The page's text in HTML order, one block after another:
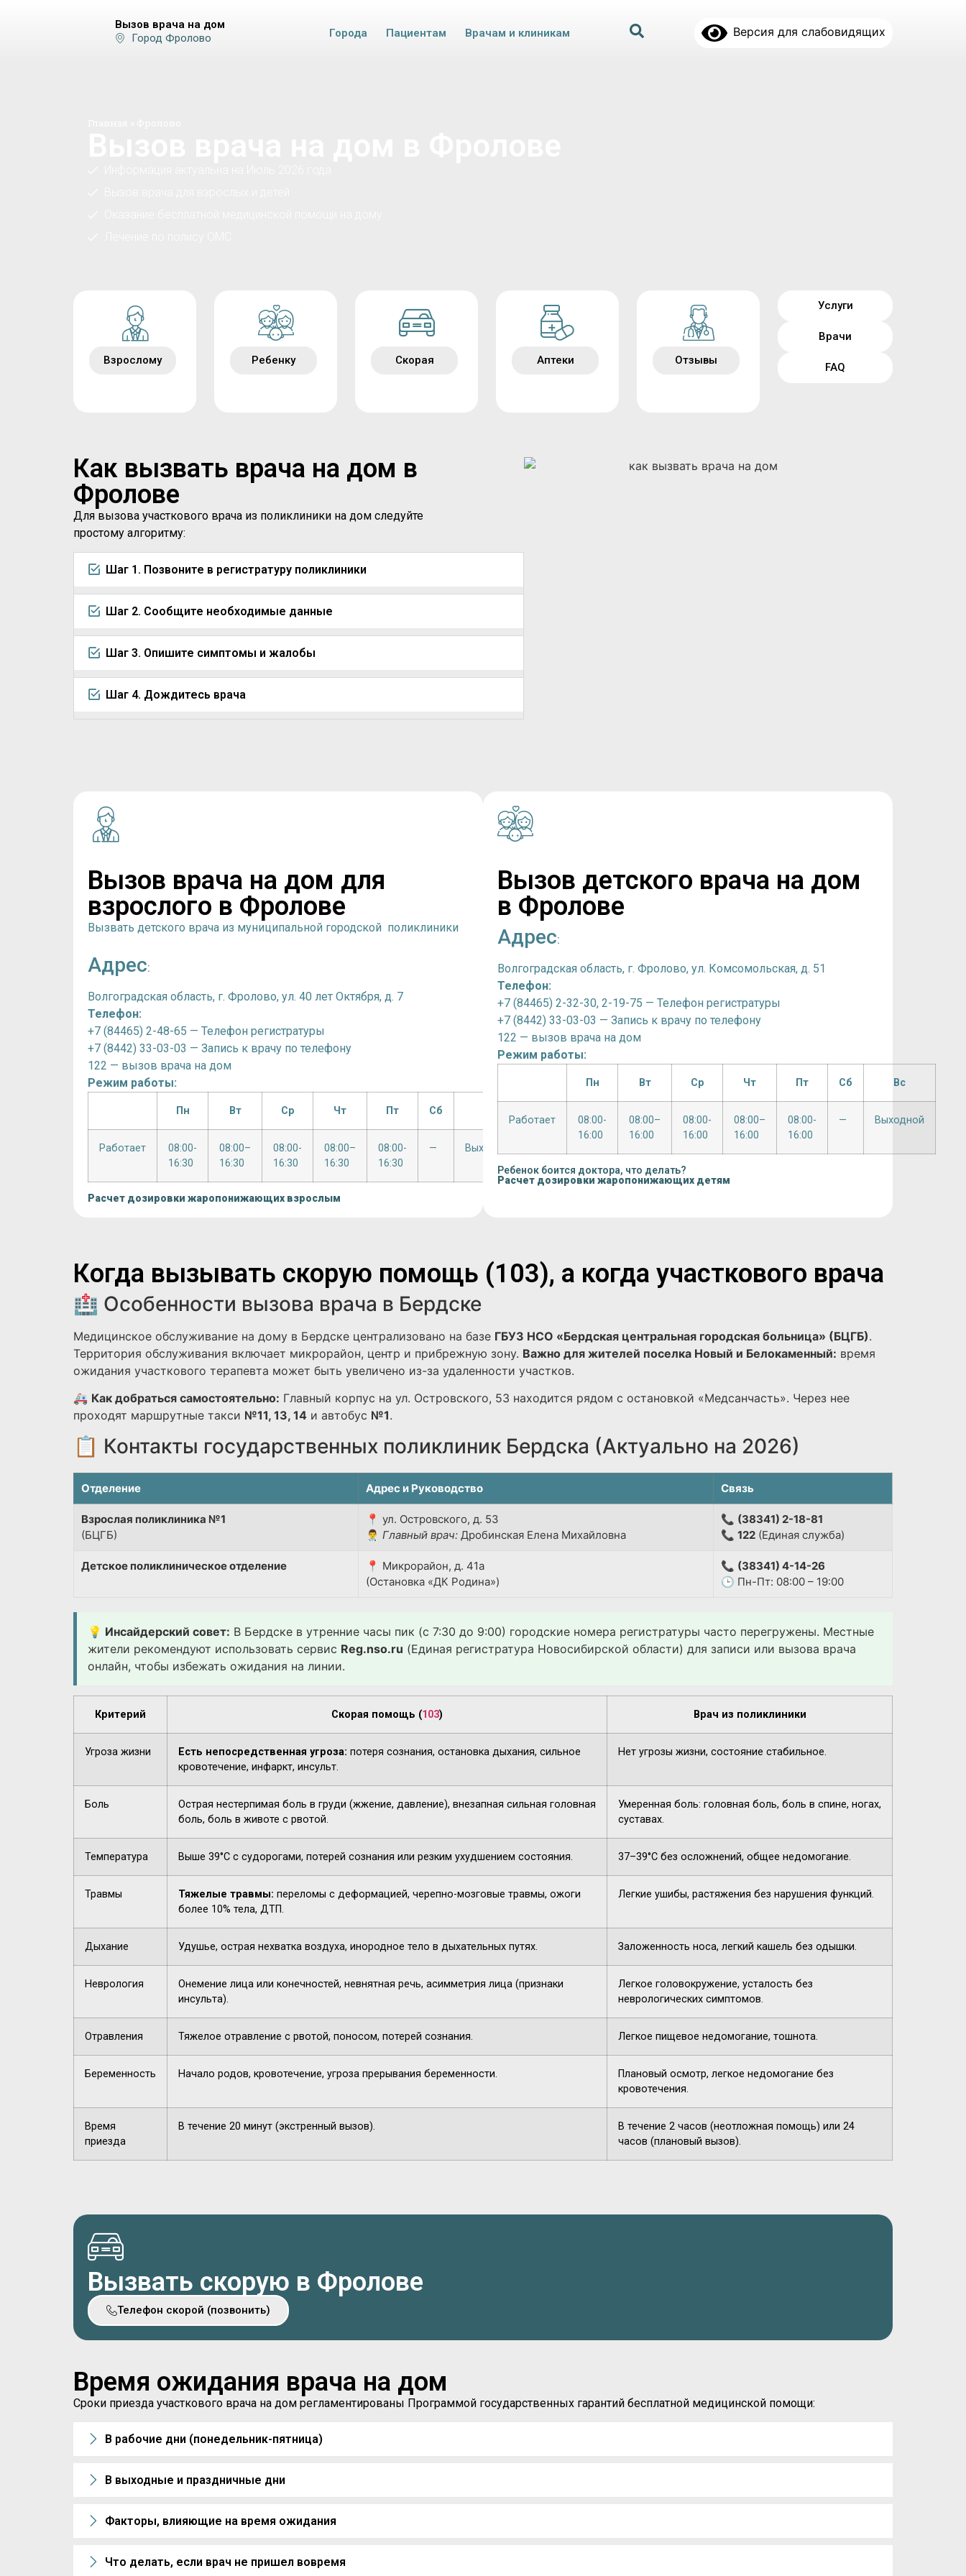
Вызов врача на дом
Город Фролово
Города Пациентам Врачам и клиникам Версия для слабовидящих
Взрослому Ребенку Скорая Аптеки Отзывы
Услуги
Врачи
FAQ
Как вызвать врача на дом в
Фролове
Для вызова участкового врача из поликлиники на дом следуйте
простому алгоритму:
Шаг 1. Позвоните в регистратуру поликлиники
Шаг 2. Сообщите необходимые данные
Шаг 3. Опишите симптомы и жалобы
Шаг 4. Дождитесь врача
Вызов врача на дом для
взрослого в Фролове
Вызвать детского врача из муниципальной городской поликлиники
Адрес:
Волгоградская область, г. Фролово, ул. 40 лет Октября, д. 7
Телефон:
+7 (84465) 2-48-65 — Телефон регистратуры
+7 (8442) 33-03-03 — Запись к врачу по телефону
122 — вызов врача на дом
Режим работы:
Пн Вт Ср Чт Пт Сб
Работает
08:00-
16:30
08:00–
16:30
08:00-
16:30
08:00–
16:30
08:00-
16:30
— Выходной
Расчет дозировки жаропонижающих взрослым
Вызов детского врача на дом
в Фролове
Адрес:
Волгоградская область, г. Фролово, ул. Комсомольская, д. 51
Телефон:
+7 (84465) 2-32-30, 2-19-75 — Телефон регистратуры
+7 (8442) 33-03-03 — Запись к врачу по телефону
122 — вызов врача на дом
Режим работы:
Пн Вт Ср Чт Пт Сб Вс
Работает
08:00-
16:00
08:00–
16:00
08:00-
16:00
08:00–
16:00
08:00-
16:00
— Выходной
Ребенок боится доктора, что делать?
Расчет дозировки жаропонижающих детям
Когда вызывать скорую помощь (103), а когда участкового врача
🏥 Особенности вызова врача в Бердске
Медицинское обслуживание на дому в Бердске централизовано на базе ГБУЗ НСО «Бердская центральная городская больница» (БЦГБ).
Территория обслуживания включает микрорайон, центр и прибрежную зону. Важно для жителей поселка Новый и Белокаменный: время
ожидания участкового терапевта может быть увеличено из-за удаленности участков.
🚑 Как добраться самостоятельно: Главный корпус на ул. Островского, 53 находится рядом с остановкой «Медсанчасть». Через нее
проходят маршрутные такси №11, 13, 14 и автобус №1.
📋 Контакты государственных поликлиник Бердска (Актуально на 2026)
Отделение Адрес и Руководство Связь
Взрослая поликлиника №1
(БЦГБ)
📍 ул. Островского, д. 53
👨‍⚕️ Главный врач: Дробинская Елена Михайловна
📞 (38341) 2-18-81
📞 122 (Единая служба)
Детское поликлиническое отделение
📍 Микрорайон, д. 41а
(Остановка «ДК Родина»)
📞 (38341) 4-14-26
🕒 Пн-Пт: 08:00 – 19:00
💡 Инсайдерский совет: В Бердске в утренние часы пик (с 7:30 до 9:00) городские номера регистратуры часто перегружены. Местные
жители рекомендуют использовать сервис Reg.nso.ru (Единая регистратура Новосибирской области) для записи или вызова врача
онлайн, чтобы избежать ожидания на линии.
Критерий Скорая помощь (103) Врач из поликлиники
Угроза жизни Есть непосредственная угроза: потеря сознания, остановка дыхания, сильное
кровотечение, инфаркт, инсульт.
Нет угрозы жизни, состояние стабильное.
Боль
Острая нестерпимая боль в груди (жжение, давление), внезапная сильная головная
боль, боль в животе с рвотой.
Умеренная боль: головная боль, боль в спине, ногах,
суставах.
Температура Выше 39°C с судорогами, потерей сознания или резким ухудшением состояния. 37–39°C без осложнений, общее недомогание.
Травмы Тяжелые травмы: переломы с деформацией, черепно-мозговые травмы, ожоги
более 10% тела, ДТП.
Легкие ушибы, растяжения без нарушения функций.
Дыхание Удушье, острая нехватка воздуха, инородное тело в дыхательных путях. Заложенность носа, легкий кашель без одышки.
Неврология
Онемение лица или конечностей, невнятная речь, асимметрия лица (признаки
инсульта).
Легкое головокружение, усталость без
неврологических симптомов.
Отравления Тяжелое отравление с рвотой, поносом, потерей сознания. Легкое пищевое недомогание, тошнота.
Беременность Начало родов, кровотечение, угроза прерывания беременности.
Плановый осмотр, легкое недомогание без
кровотечения.
Время
приезда
В течение 20 минут (экстренный вызов).
В течение 2 часов (неотложная помощь) или 24
часов (плановый вызов).
Вызвать скорую в Фролове
Телефон скорой (позвонить)
Время ожидания врача на дом
Сроки приезда участкового врача на дом регламентированы Программой государственных гарантий бесплатной медицинской помощи:
В рабочие дни (понедельник-пятница)
В выходные и праздничные дни
Факторы, влияющие на время ожидания
Что делать, если врач не пришел вовремя